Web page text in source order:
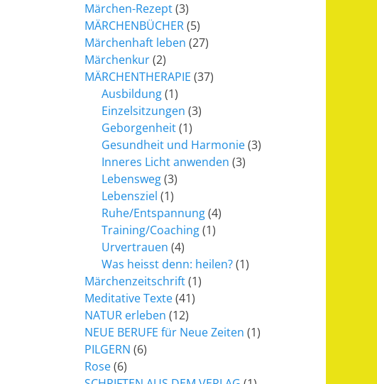
Märchen-Rezept(3)
MÄRCHENBÜCHER(5)
Märchenhaft leben (27)
Märchenkur(2)
MÄRCHENTHERAPIE (37)
Ausbildung(1)
Einzelsitzungen (3)
Geborgenheit(1)
Gesundheit und Harmonie(3)
Inneres Licht anwenden (3)
Lebensweg(3)
Lebensziel (1)
Ruhe/Entspannung(4)
Training/Coaching(1)
Urvertrauen (4)
Was heisst denn: heilen?(1)
Märchenzeitschrift(1)
Meditative Texte(41)
NATUR erleben (12)
NEUE BERUFE für Neue Zeiten (1)
PILGERN (6)
Rose(6)